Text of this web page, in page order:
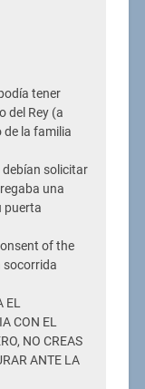
tener
del Rey (a
de la familia
debían solicitar
una
puerta
of the
socorrida
EL
CON EL
NO CREAS
ANTE LA